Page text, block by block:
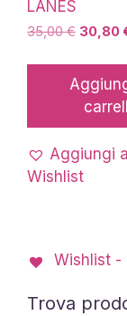
LANES
35,00€ Il
era:
35,00 €.
30,80
Aggiungi
Wishlist
Wishlist -
Trova